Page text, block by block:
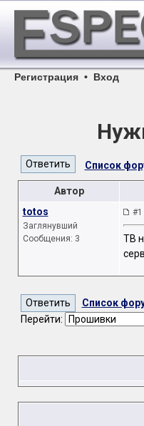
Регистрация • Вход
Список
Автор
totos
Заглянувший
Сообщения: 3
ТВ
Список
Перейти: